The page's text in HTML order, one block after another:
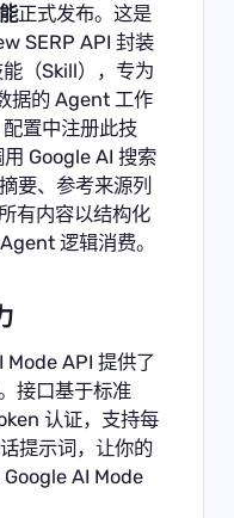
正式发布。这是
SERP API 封装
（Skill），专为
据的 Agent 工作
置中注册此技
Google AI 搜索
要、参考来源列
有内容以结构化
逻辑消费。
API 提供了
接口基于标准
认证，支持每
提示词，让你的
AI Mode